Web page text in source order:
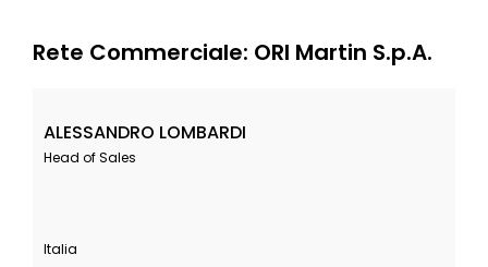
Rete Commerciale: ORI Martin S.p.A.
ALESSANDRO LOMBARDI
Head of Sales
Italia